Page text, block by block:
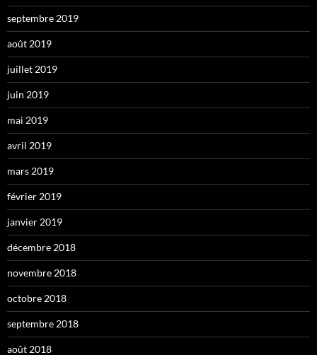
septembre 2019
août 2019
juillet 2019
juin 2019
mai 2019
avril 2019
mars 2019
février 2019
janvier 2019
décembre 2018
novembre 2018
octobre 2018
septembre 2018
août 2018